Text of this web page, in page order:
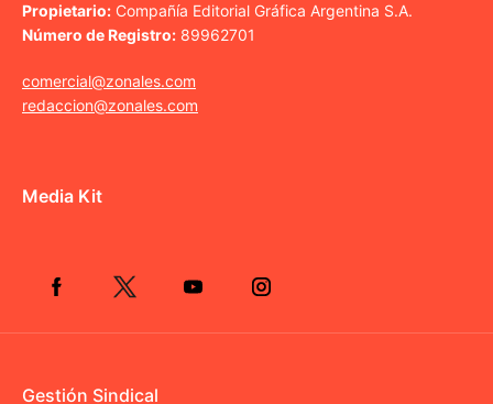
Propietario: Compañía Editorial Gráfica Argentina S.A.
Número de Registro: 89962701
comercial@zonales.com
redaccion@zonales.com
Media Kit
Gestión Sindical